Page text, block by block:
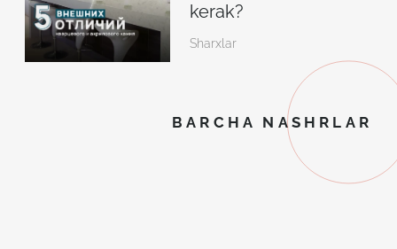
kerak?
Sharxlar
BARCHA NASHRLAR